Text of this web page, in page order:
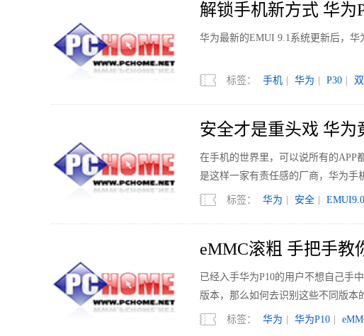
解锁手机新方式 华为
华为最新的EMUI 9.1系统更新后，华
标签： 手机 华为 P30
安全才是重头戏 华为
在手机的世界里，可以说所有的APP
是这样一家有责任感的厂商，华为手
标签： 华为 安全 EMUI9.0
eMMC滚粗 手把手教
已经入手华为P10的用户不想自己手
版本，那么如何去识别这些不同版本
标签： 华为 华为P10